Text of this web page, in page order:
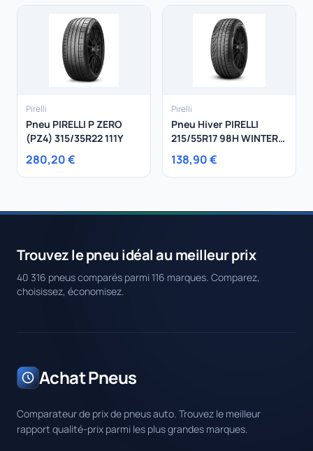
Pirelli
Pneu PIRELLI P ZERO
(PZ4) 315/35R22 111Y
280,20 €
Pirelli
Pneu Hiver PIRELLI
215/55R17 98H WINTER
XL
138,90 €
Trouvez le pneu idéal au meilleur prix
40 316 pneus comparés parmi 116 marques. Comparez,
choisissez, économisez.
Achat Pneus
Comparateur de prix de pneus auto. Trouvez le meilleur
rapport qualité-prix parmi les plus grandes marques.